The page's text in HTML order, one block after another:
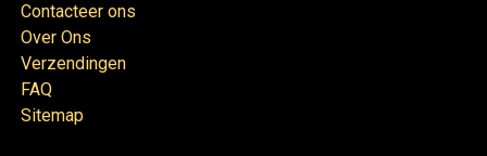
Contacteer ons
Over Ons
Verzendingen
FAQ
Sitemap